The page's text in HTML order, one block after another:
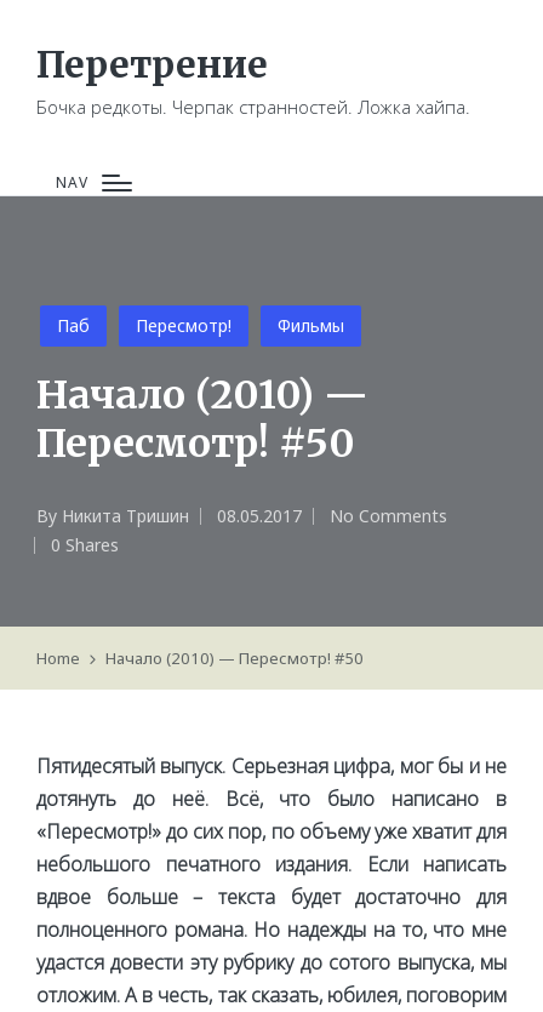
Перетрение
Бочка редкоты. Черпак странностей. Ложка хайпа.
NAV
Posted
in
Паб Пересмотр! Фильмы
Начало (2010) —
Пересмотр! #50
Posted
by
By Никита Тришин 08.05.2017
No Comments
0 Shares
Home Начало (2010) — Пересмотр! #50
Пятидесятый выпуск. Серьезная цифра, мог бы и не
дотянуть до неё. Всё, что было написано в
«Пересмотр!» до сих пор, по объему уже хватит для
небольшого печатного издания. Если написать
вдвое больше – текста будет достаточно для
полноценного романа. Но надежды на то, что мне
удастся довести эту рубрику до сотого выпуска, мы
отложим. А в честь, так сказать, юбилея, поговорим